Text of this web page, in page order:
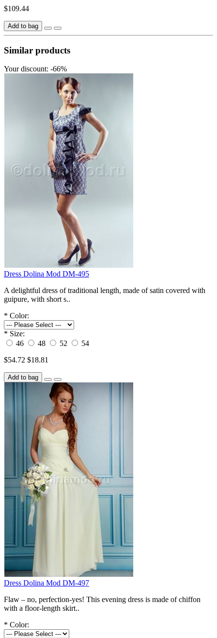
$109.44
Add to bag
Similar products
Your discount: -66%
Dress Dolina Mod DM-495
A delightful dress of traditional length, made of satin covered with
guipure, with short s..
* Color:
* Size:
46
48 52
54
$54.72 $18.81
Add to bag
Dress Dolina Mod DM-497
Flaw – no, perfection-yes! This evening dress is made of chiffon
with a floor-length skirt..
* Color: